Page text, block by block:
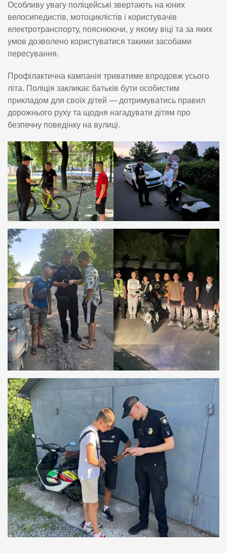
Особливу увагу поліцейські звертають на юних
велосипедистів, мотоциклістів і користувачів
електротранспорту, пояснюючи, у якому віці та за яких
умов дозволено користуватися такими засобами
пересування.
Профілактична кампанія триватиме впродовж усього
літа. Поліція закликає батьків бути особистим
прикладом для своїх дітей — дотримуватись правил
дорожнього руху та щодня нагадувати дітям про
безпечну поведінку на вулиці.